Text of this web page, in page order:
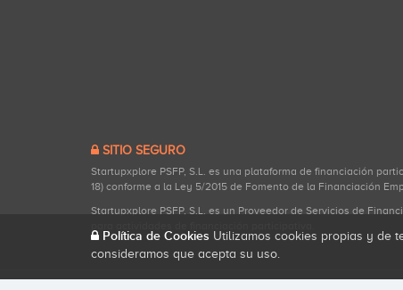
SITIO SEGURO
Startupxplore PSFP, S.L. es una plataforma de financiación
18) conforme a la Ley 5/2015 de Fomento de la Financiación
Startupxplore PSFP, S.L. es un Proveedor de Servicios de
Política de Cookies Utilizamos cookies propias y de
consideramos que acepta su uso.